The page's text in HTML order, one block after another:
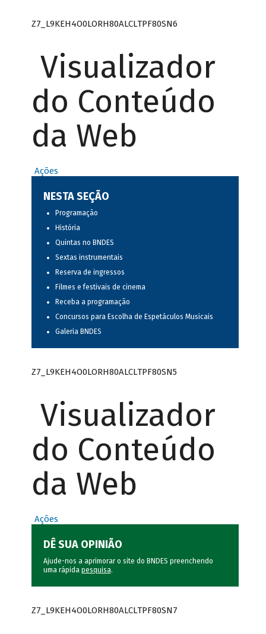
Z7_L9KEH4O0LORH80ALCLTPF80SN6
Visualizador
do Conteúdo
da Web
Ações
NESTA SEÇÃO
Programação
História
Quintas no BNDES
Sextas instrumentais
Reserva de ingressos
Filmes e festivais de cinema
Receba a programação
Concursos para Escolha de Espetáculos Musicais
Galeria BNDES
Z7_L9KEH4O0LORH80ALCLTPF80SN5
Visualizador
do Conteúdo
da Web
Ações
DÊ SUA OPINIÃO
Ajude-nos a aprimorar o site do BNDES preenchendo
uma rápida pesquisa.
Z7_L9KEH4O0LORH80ALCLTPF80SN7